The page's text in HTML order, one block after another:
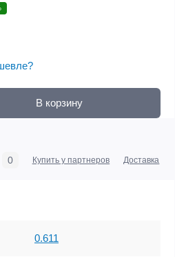
В корзину
0 Купить у партнеров Доставка
0.611